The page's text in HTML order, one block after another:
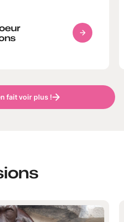
fait voir plus !